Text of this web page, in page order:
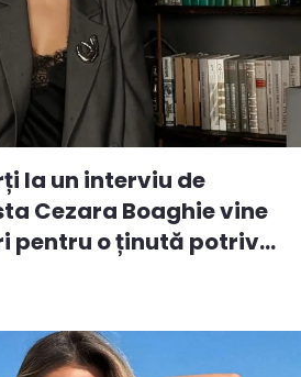
la un interviu de
Cezara Boaghie vine
pentru o ținută potriv...